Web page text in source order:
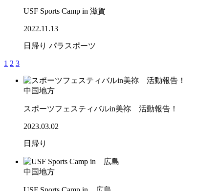
USF Sports Camp in 滋賀
2022.11.13
日帰り パラスポーツ
1 2 3
中国地方
スポーツフェスティバルin美祢 活動報告！
2023.03.02
日帰り
中国地方